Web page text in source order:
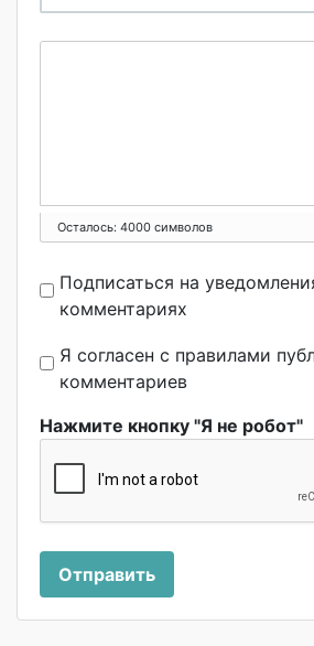
Осталось: 4000 символов
Подписаться на
комментариях
Я согласен с правилами
комментариев
Нажмите кнопку "Я не робот"
Отправить